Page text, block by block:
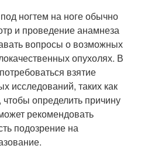
ногтем на ноге обычно
и проведение анамнеза
вопросы о возможных
опухолях. В
взятие
исследований, таких как
чтобы определить причину
рекомендовать
подозрение на